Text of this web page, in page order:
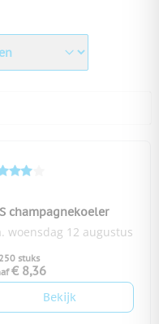
champagnekoeler
woensdag 12 augustus
stuks
€ 8,36
Bekijk